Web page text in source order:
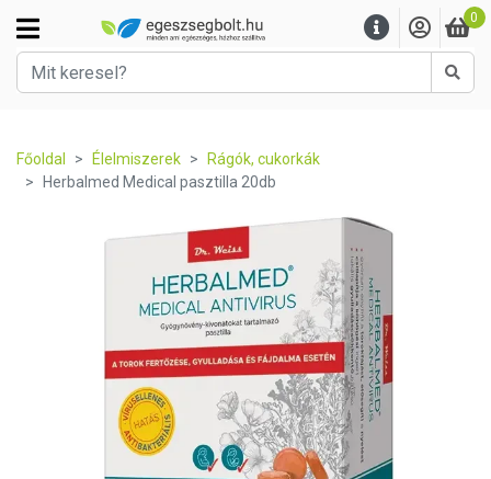
0
Főoldal Élelmiszerek
Rágók, cukorkák
Herbalmed Medical pasztilla 20db